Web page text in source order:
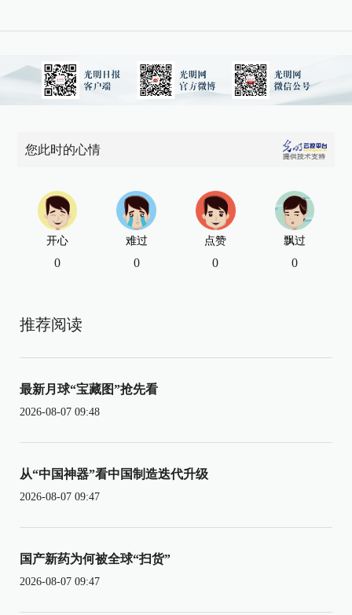
您此时的心情
开心
0
难过
0
点赞
0
飘过
0
推荐阅读
最新月球“宝藏图”抢先看
2026-08-07 09:48
从“中国神器”看中国制造迭代升级
2026-08-07 09:47
国产新药为何被全球“扫货”
2026-08-07 09:47